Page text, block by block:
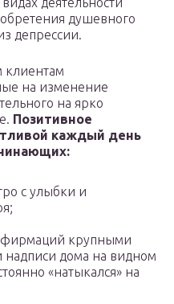
душевного
депрессии.
клиентам
на изменение
на ярко
Позитивное
каждый день
с улыбки и
крупными
надписи дома на видном
«натыкался» на